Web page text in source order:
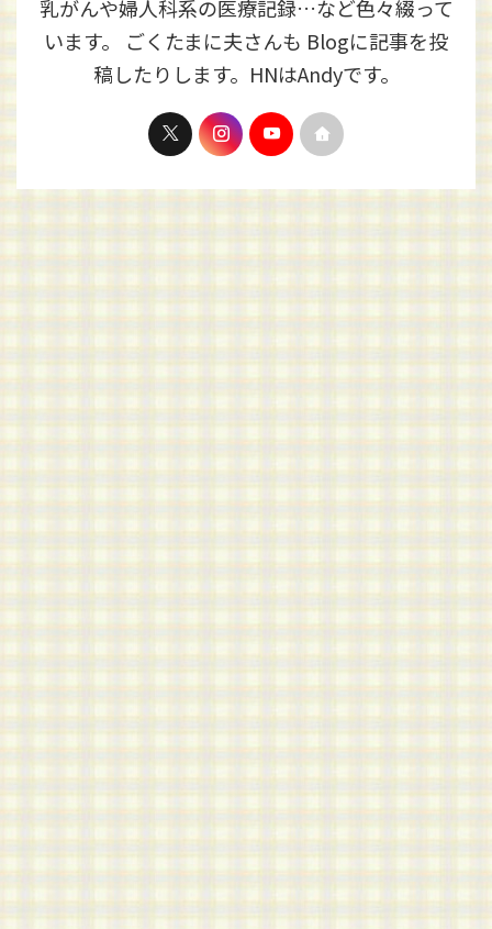
乳がんや婦人科系の医療記録…など色々綴って
います。 ごくたまに夫さんも Blogに記事を投
稿したりします。HNはAndyです。